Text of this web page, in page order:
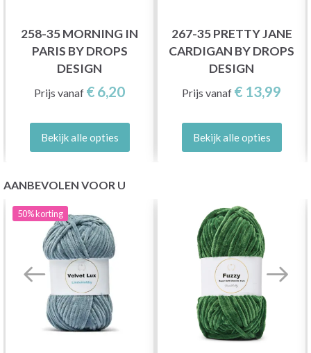
258-35 MORNING IN
PARIS BY DROPS
DESIGN
Prijs vanaf € 6,20
Bekijk alle opties
267-35 PRETTY JANE
CARDIGAN BY DROPS
DESIGN
Prijs vanaf € 13,99
Bekijk alle opties
AANBEVOLEN VOOR U
50%korting